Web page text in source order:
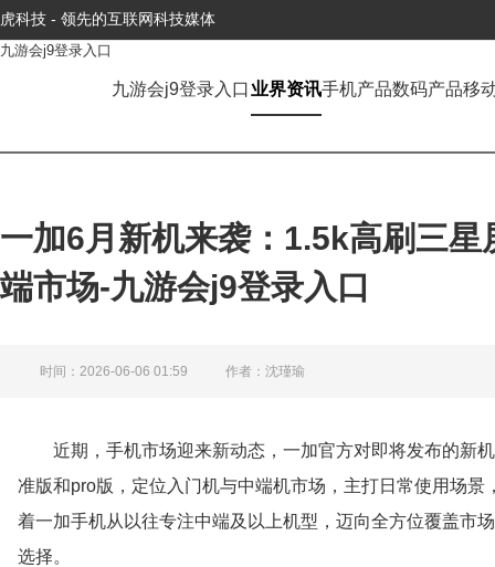
虎科技 - 领先的互联网科技媒体
九游会j9登录入口
九游会j9登录入口业界资讯手机产品数码产品移
一加6月新机来袭：1.5k高刷三
端市场-九游会j9登录入口
时间：2026-06-06 01:59 作者：沈瑾瑜
近期，手机市场迎来新动态，一加官方对即将发布的新
准版和pro版，定位入门机与中端机市场，主打日常使用场
着一加手机从以往专注中端及以上机型，迈向全方位覆盖市
选择。